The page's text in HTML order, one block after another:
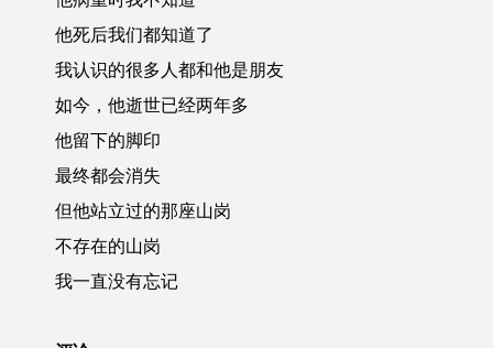
他死后我们都知道了
我认识的很多人都和他是朋友
如今，他逝世已经两年多
他留下的脚印
最终都会消失
但他站立过的那座山岗
不存在的山岗
我一直没有忘记